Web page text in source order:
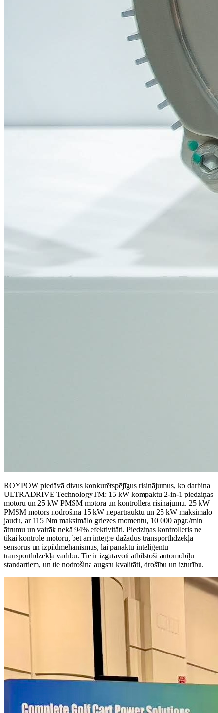
ROYPOW piedāvā divus konkurētspējīgus risinājumus, ko darbina
ULTRADRIVE TechnologyTM: 15 kW kompaktu 2-in-1 piedziņas
motoru un 25 kW PMSM motora un kontrollera risinājumu. 25 kW
PMSM motors nodrošina 15 kW nepārtrauktu un 25 kW maksimālo
jaudu, ar 115 Nm maksimālo griezes momentu, 10 000 apgr./min
ātrumu un vairāk nekā 94% efektivitāti. Piedziņas kontrolleris ne
tikai kontrolē motoru, bet arī integrē dažādus transportlīdzekļa
sensorus un izpildmehānismus, lai panāktu inteliģentu
transportlīdzekļa vadību. Tie ir izgatavoti atbilstoši automobiļu
standartiem, un tie nodrošina augstu kvalitāti, drošību un izturību.